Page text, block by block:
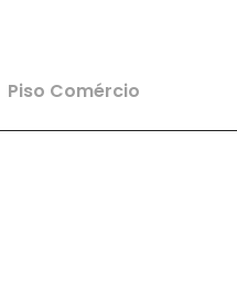
Piso Comércio